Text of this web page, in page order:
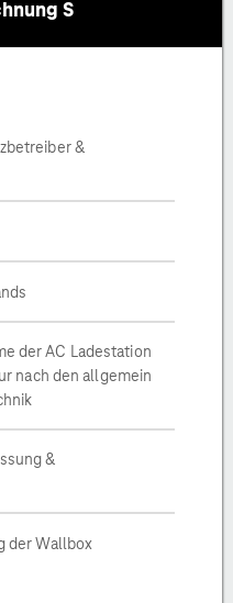
S
&
der AC Ladestation
nach den allgemein
&
der Wallbox